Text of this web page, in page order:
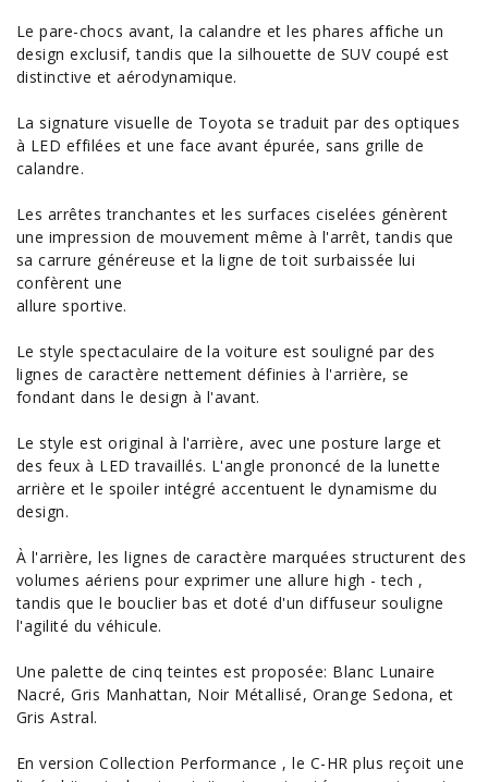
Le pare-chocs avant, la calandre et les phares affiche un
design exclusif, tandis que la silhouette de SUV coupé est
distinctive et aérodynamique.
La signature visuelle de Toyota se traduit par des optiques
à LED effilées et une face avant épurée, sans grille de
calandre.
Les arrêtes tranchantes et les surfaces ciselées génèrent
une impression de mouvement même à l'arrêt, tandis que
sa carrure généreuse et la ligne de toit surbaissée lui
confèrent une
allure sportive.
Le style spectaculaire de la voiture est souligné par des
lignes de caractère nettement définies à l'arrière, se
fondant dans le design à l'avant.
Le style est original à l'arrière, avec une posture large et
des feux à LED travaillés. L'angle prononcé de la lunette
arrière et le spoiler intégré accentuent le dynamisme du
design.
À l'arrière, les lignes de caractère marquées structurent des
volumes aériens pour exprimer une allure high - tech ,
tandis que le bouclier bas et doté d'un diffuseur souligne
l'agilité du véhicule.
Une palette de cinq teintes est proposée: Blanc Lunaire
Nacré, Gris Manhattan, Noir Métallisé, Orange Sedona, et
Gris Astral.
En version Collection Performance , le C-HR plus reçoit une